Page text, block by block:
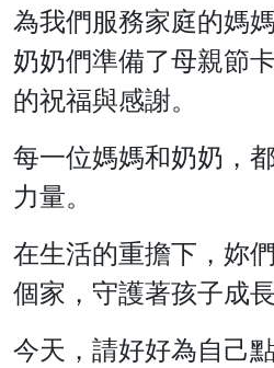
為我們服務家庭的媽
奶奶們準備了母親節
的祝福與感謝。
每一位媽媽和奶奶，
力量。
在生活的重擔下，妳
個家，守護著孩子成長
今天，請好好為自己